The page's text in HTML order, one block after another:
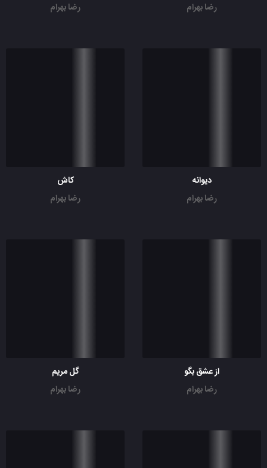
رضا بهرام
رضا بهرام
دیوانه
رضا بهرام
کاش
رضا بهرام
از عشق بگو
رضا بهرام
گل مریم
رضا بهرام